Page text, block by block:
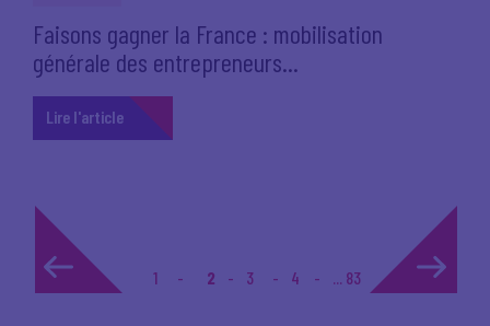
Faisons gagner la France : mobilisation
générale des entrepreneurs...
Lire l'article
1 2 3 4 ... 83